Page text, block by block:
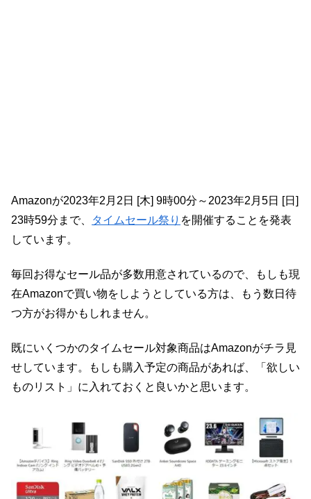
Amazonが2023年2月2日 [木] 9時00分～2023年2月5日 [日]
23時59分まで、
タイムセール祭り を開催することを発表
しています。
毎回お得なセール品が多数用意されているので、もしも現
在Amazonで買い物をしようとしている方は、もう数日待
つ方がお得かもしれません。
既にいくつかのタイムセール対象商品はAmazonがチラ見
せしています。もしも購入予定の商品があれば、「欲しい
ものリスト」に入れておくと良いかと思います。